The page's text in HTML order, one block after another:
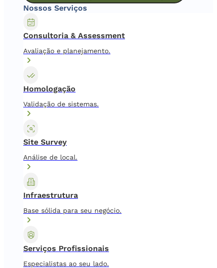
Nossos Serviços
Consultoria & Assessment
Avaliação e planejamento.
Homologação
Validação de sistemas.
Site Survey
Análise de local.
Infraestrutura
Base sólida para seu negócio.
Serviços Profissionais
Especialistas ao seu lado.